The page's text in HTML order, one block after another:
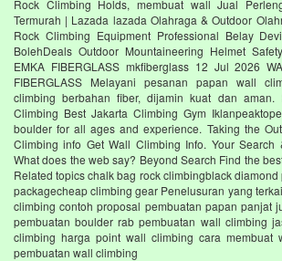
Rock Climbing Holds, membuat wall Jual
Termurah | Lazada lazada Olahraga & Outdoor
Rock Climbing Equipment Professional Belay
BolehDeals Outdoor Mountaineering Helmet
EMKA FIBERGLASS mkfiberglass 12 Jul 2026
FIBERGLASS Melayani pesanan papan wall
climbing berbahan fiber, dijamin kuat dan aman.
Climbing Best Jakarta Climbing Gym‎
boulder for all ages and experience. Taking the
Climbing‎ info Get Wall Climbing Info. Your Search
What does the web say? Beyond Search Find the
Related topics chalk bag rock climbingblack
packagecheap climbing gear Penelusuran yang
climbing contoh proposal pembuatan papan panjat
pembuatan boulder rab pembuatan wall climbing
climbing harga point wall climbing cara membuat
pembuatan wall climbing